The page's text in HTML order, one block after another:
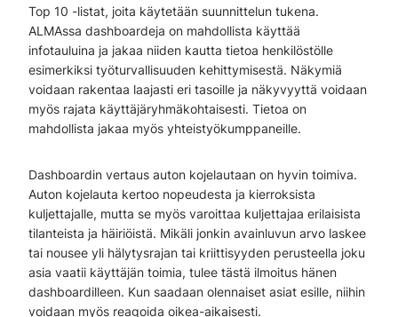
Top 10 -listat, joita käytetään suunnittelun tukena.
ALMAssa dashboardeja on mahdollista käyttää
infotauluina ja jakaa niiden kautta tietoa henkilöstölle
esimerkiksi työturvallisuuden kehittymisestä. Näkymiä
voidaan rakentaa laajasti eri tasoille ja näkyvyyttä voidaan
myös rajata käyttäjäryhmäkohtaisesti. Tietoa on
mahdollista jakaa myös yhteistyökumppaneille.
Dashboardin vertaus auton kojelautaan on hyvin toimiva.
Auton kojelauta kertoo nopeudesta ja kierroksista
kuljettajalle, mutta se myös varoittaa kuljettajaa erilaisista
tilanteista ja häiriöistä. Mikäli jonkin avainluvun arvo laskee
tai nousee yli hälytysrajan tai kriittisyyden perusteella joku
asia vaatii käyttäjän toimia, tulee tästä ilmoitus hänen
dashboardilleen. Kun saadaan olennaiset asiat esille, niihin
voidaan myös reagoida oikea-aikaisesti.